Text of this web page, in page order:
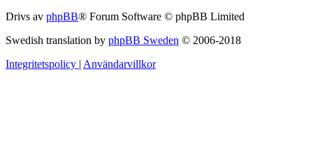
Drivs av phpBB® Forum Software © phpBB Limited
Swedish translation by phpBB Sweden © 2006-2018
Integritetspolicy | Användarvillkor